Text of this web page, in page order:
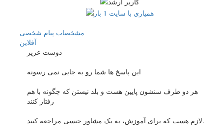
مشخصات پیام شخصی
آفلاين
دوست عزيز
اين پاسخ ها شما رو به جايی نمی رسونه
هر دو طرف سنشون پايين هست و بلد نيستن که چگونه با هم
رفتار کنند
لازم هست که برای آموزش، به يک مشاور جنسی مراجعه کنند.